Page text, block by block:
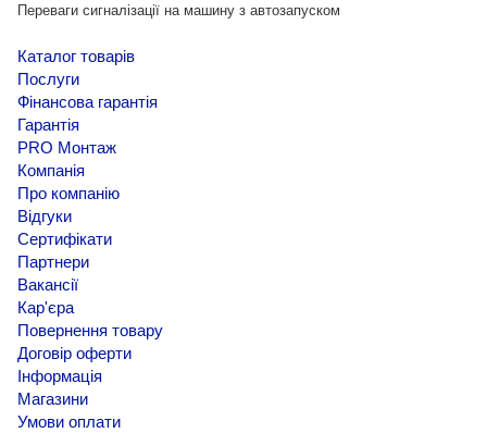
Переваги сигналізації на машину з автозапуском
Каталог товарів
Послуги
Фінансова гарантія
Гарантія
PRO Монтаж
Компанія
Про компанію
Відгуки
Сертифікати
Партнери
Вакансії
Кар'єра
Повернення товару
Договір оферти
Інформація
Магазини
Умови оплати